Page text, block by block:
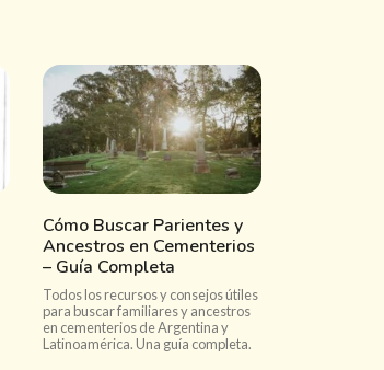
Cómo Buscar Parientes y
Ancestros en Cementerios
– Guía Completa
Todos los recursos y consejos útiles
para buscar familiares y ancestros
en cementerios de Argentina y
Latinoamérica. Una guía completa.